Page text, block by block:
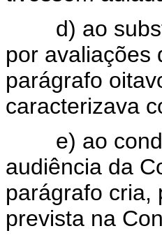
d) ao
por avaliações
parágrafo
caracterizava
e) ao
audiência da
parágrafo cria,
prevista na